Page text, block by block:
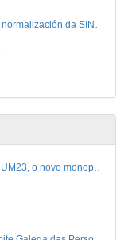
Presentación do UM23, o novo monopraza de UVigo Motorsport